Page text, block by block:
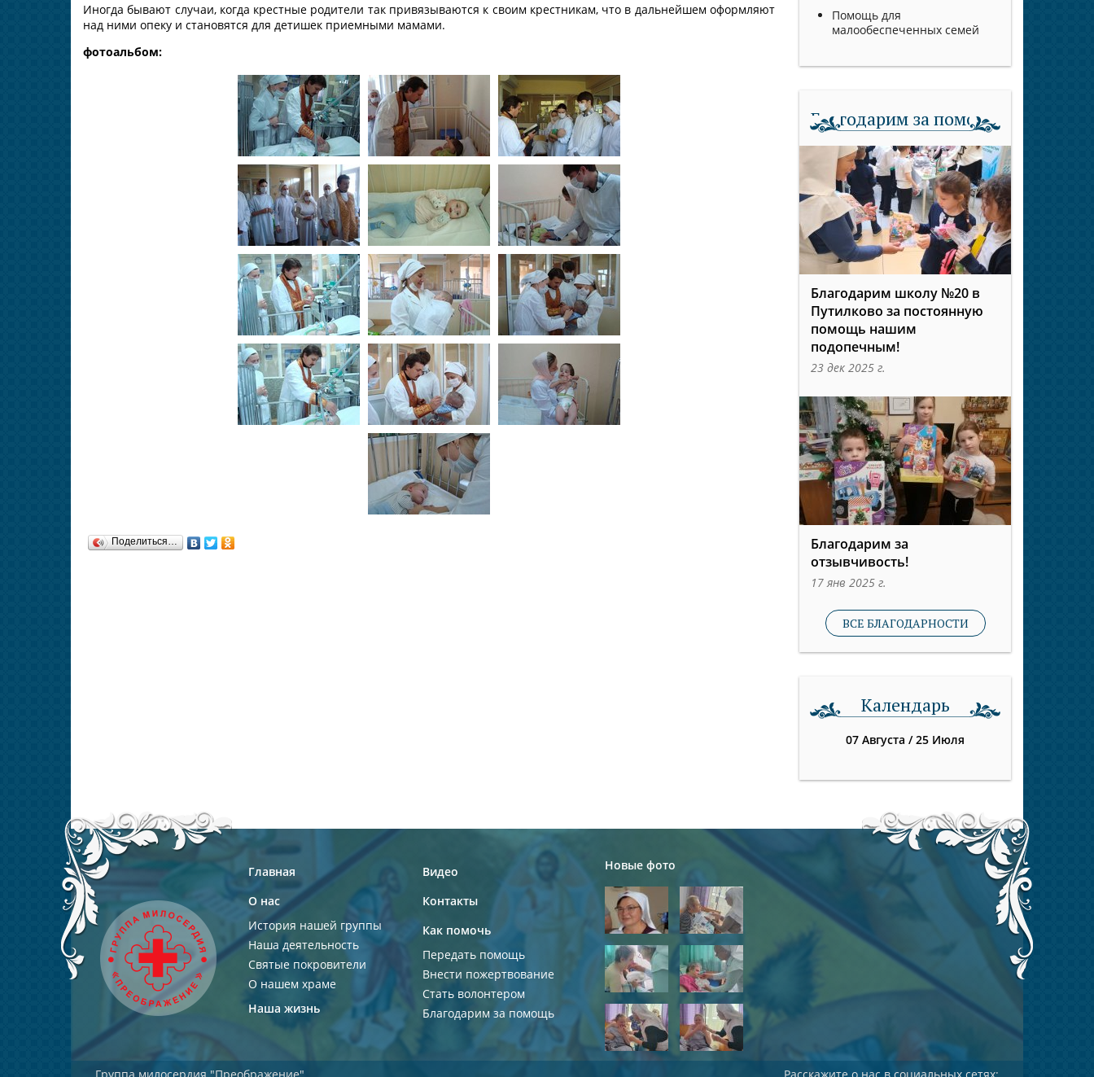
Иногда бывают случаи, когда крестные родители так привязываются к своим крестникам, что в дальнейшем оформляют
над ними опеку и становятся для детишек приемными мамами.
фотоальбом:
Поделиться…
Помощь для
малообеспеченных семей
Благодарим за помощь
Благодарим школу №20 в
Путилково за постоянную
помощь нашим
подопечным!
23 дек 2025 г.
Благодарим за
отзывчивость!
17 янв 2025 г.
ВСЕ БЛАГОДАРНОСТИ
Календарь
07 Августа /25 Июля
Главная
О нас
История нашей группы
Наша деятельность
Святые покровители
О нашем храме
Наша жизнь
Видео
Контакты
Как помочь
Передать помощь
Внести пожертвование
Стать волонтером
Благодарим за помощь
Новые фото